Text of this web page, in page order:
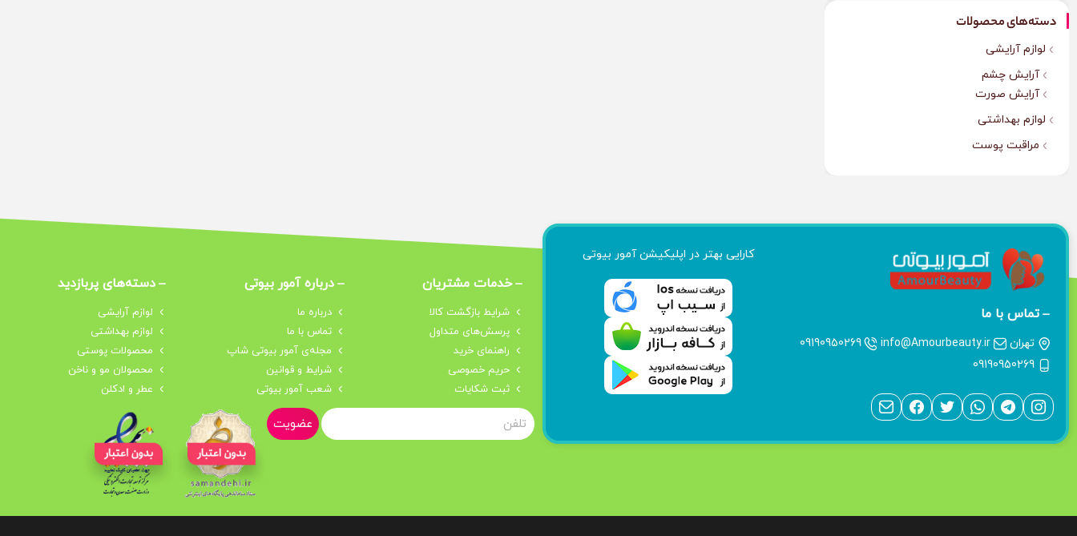
دسته‌های محصولات
لوازم آرایشی
آرایش چشم
آرایش صورت
لوازم بهداشتی
مراقبت پوست
تماس با ما
تهران info@Amourbeauty.ir
09190950269
09190950269
کارایی بهتر در اپلیکیشن آمور بیوتی
خدمات مشتریان
شرایط بازگشت کالا
پرسش‌های متداول
راهنمای خرید
حریم خصوصی
ثبت شکایات
درباره‌ آمور بیوتی
درباره‌ ما
تماس با ما
مجله‌ی آمور بیوتی شاپ
شرایط و قوانین
شعب آمور بیوتی
دسته‌های پربازدید
لوازم آرایشی
لوازم بهداشتی
محصولات پوستی
محصولان مو و ناخن
عطر و ادکلن
عضویت